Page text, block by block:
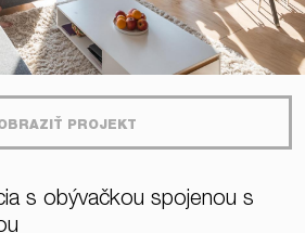
PROJEKT
s obývačkou spojenou s